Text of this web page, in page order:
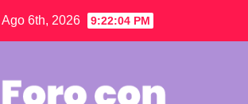
6th, 2026 9:22:05 PM